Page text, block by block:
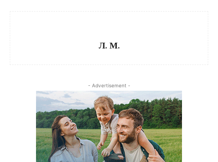
Л. М.
- Advertisement -